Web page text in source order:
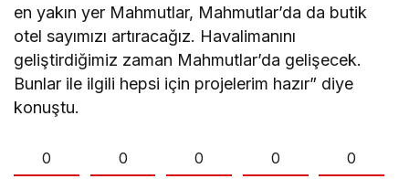
en yakın yer Mahmutlar, Mahmutlar’da da butik
otel sayımızı artıracağız. Havalimanını
geliştirdiğimiz zaman Mahmutlar’da gelişecek.
Bunlar ile ilgili hepsi için projelerim hazır” diye
konuştu.
0 0 0 0 0